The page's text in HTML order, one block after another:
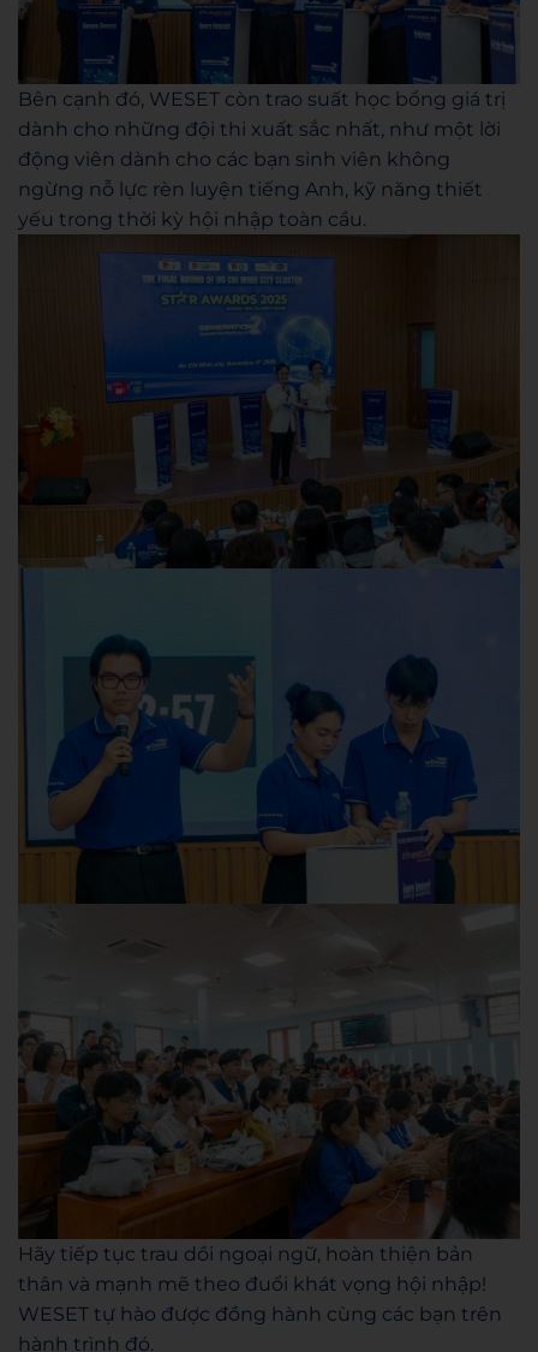
Bên cạnh đó, WESET còn trao suất học bổng giá trị
dành cho những đội thi xuất sắc nhất, như một lời
động viên dành cho các bạn sinh viên không
ngừng nỗ lực rèn luyện tiếng Anh, kỹ năng thiết
yếu trong thời kỳ hội nhập toàn cầu.
Hãy tiếp tục trau dồi ngoại ngữ, hoàn thiện bản
thân và mạnh mẽ theo đuổi khát vọng hội nhập!
WESET tự hào được đồng hành cùng các bạn trên
hành trình đó.